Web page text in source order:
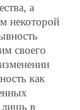
а
некоторой
своего
как
лишь в